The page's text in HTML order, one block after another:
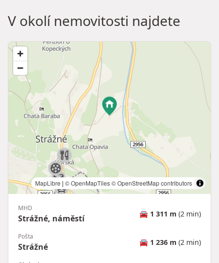
V okolí nemovitosti najdete
MapLibre | © OpenMapTiles© OpenStreetMap contributors
MHD
Strážné, náměstí 🚘 1 311 m (2 min)
Pošta
Strážné 🚘 1 236 m (2 min)